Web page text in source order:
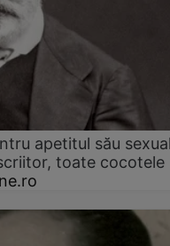
apetitul său
toate cocotele